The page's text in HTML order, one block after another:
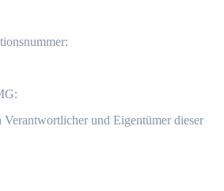
und Eigentümer dieser